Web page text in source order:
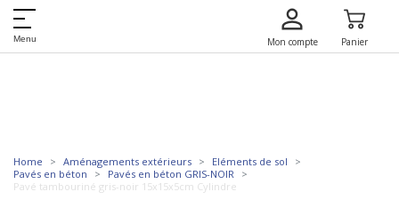
Menu Mon compte Panier
Home Aménagements extérieurs
Eléments de sol
Pavés en béton
Pavés en béton GRIS-NOIR
Pavé tambouriné gris-noir 15x15x5cm Cylindre